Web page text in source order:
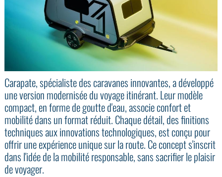
Carapate, spécialiste des caravanes innovantes, a développé
une version modernisée du voyage itinérant. Leur modèle
compact, en forme de goutte d'eau, associe confort et
mobilité dans un format réduit. Chaque détail, des finitions
techniques aux innovations technologiques, est conçu pour
offrir une expérience unique sur la route. Ce concept s'inscrit
dans l'idée de la mobilité responsable, sans sacrifier le plaisir
de voyager.